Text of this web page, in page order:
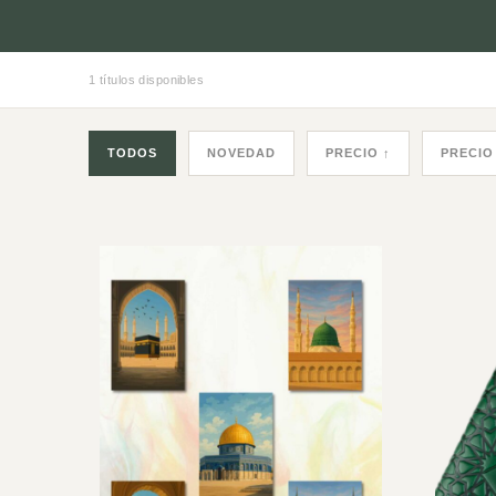
1 títulos disponibles
TODOS NOVEDAD PRECIO ↑